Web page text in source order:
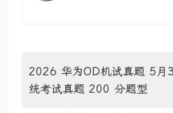
2026 华为OD机试真题 5月
统考试真题 200 分题型